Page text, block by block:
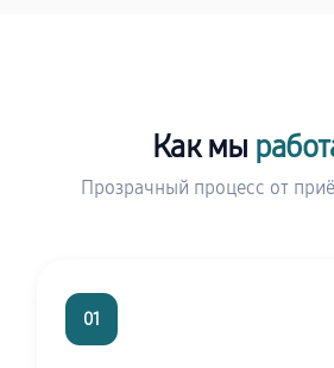
Как мы
Прозрачный процесс от
01